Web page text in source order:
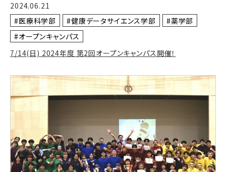
2024.06.21
#医療科学部
#健康データサイエンス学部
#薬学部
#オープンキャンパス
7/14(日) 2024年度 第2回オープンキャンパス開催！